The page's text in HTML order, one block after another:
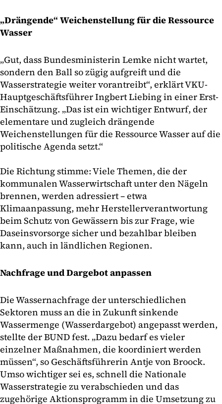
„Drängende“ Weichenstellung für die Ressource
Wasser
„Gut, dass Bundesministerin Lemke nicht wartet,
sondern den Ball so zügig aufgreift und die
Wasserstrategie weiter vorantreibt“, erklärt VKU-
Hauptgeschäftsführer Ingbert Liebing in einer Erst-
Einschätzung. „Das ist ein wichtiger Entwurf, der
elementare und zugleich drängende
Weichenstellungen für die Ressource Wasser auf die
politische Agenda setzt.“
Die Richtung stimme: Viele Themen, die der
kommunalen Wasserwirtschaft unter den Nägeln
brennen, werden adressiert – etwa
Klimaanpassung, mehr Herstellerverantwortung
beim Schutz von Gewässern bis zur Frage, wie
Daseinsvorsorge sicher und bezahlbar bleiben
kann, auch in ländlichen Regionen.
Nachfrage und Dargebot anpassen
Die Wassernachfrage der unterschiedlichen
Sektoren muss an die in Zukunft sinkende
Wassermenge (Wasserdargebot) angepasst werden,
stellte der BUND fest. „Dazu bedarf es vieler
einzelner Maßnahmen, die koordiniert werden
müssen“, so Geschäftsführerin Antje von Broock.
Umso wichtiger sei es, schnell die Nationale
Wasserstrategie zu verabschieden und das
zugehörige Aktionsprogramm in die Umsetzung zu